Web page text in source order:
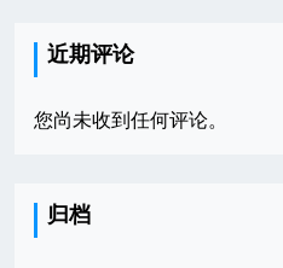
近期评论
您尚未收到任何评论。
归档